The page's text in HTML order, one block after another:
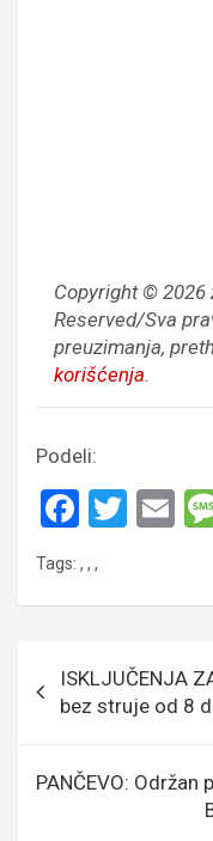
Copyright © 2026
Reserved/Sva
preuzimanja,
korišćenja.
Podeli:
F
ce
o
o
k
T
E
Tags: , , ,
Кретање
чланка
ISKLJUČENJA
bez struje od 8
PANČEVO: Održan